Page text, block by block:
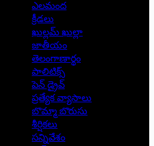
ఎలమంద
క్రీడలు
ఖుల్లమ్ ఖుల్లా
జాతీయం
తెలంగాణార్థం
పాలిటిక్స్
పెన్ డ్రైవ్
ప్రత్యేక వ్యాసాలు
బొమ్మా బొరుసు
శీర్షికలు
సన్నివేశం